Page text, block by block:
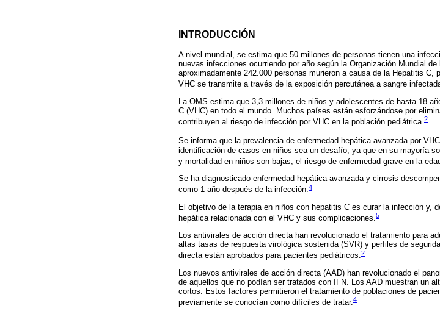
INTRODUCCIÓN
A nivel mundial, se estima que 50 millones de personas tienen una
nuevas infecciones ocurriendo por año según la Organización Mundial
aproximadamente 242.000 personas murieron a causa de la Hepatitis C,
VHC se transmite a través de la exposición percutánea a sangre
La OMS estima que 3,3 millones de niños y adolescentes de hasta 18
C (VHC) en todo el mundo. Muchos países están esforzándose por
contribuyen al riesgo de infección por VHC en la población pediátrica.2
Se informa que la prevalencia de enfermedad hepática avanzada por
identificación de casos en niños sea un desafío, ya que en su mayoría
y mortalidad en niños son bajas, el riesgo de enfermedad grave en la
Se ha diagnosticado enfermedad hepática avanzada y cirrosis
como 1 año después de la infección.4
El objetivo de la terapia en niños con hepatitis C es curar la infección y,
hepática relacionada con el VHC y sus complicaciones.5
Los antivirales de acción directa han revolucionado el tratamiento para
altas tasas de respuesta virológica sostenida (SVR) y perfiles de
directa están aprobados para pacientes pediátricos.2
Los nuevos antivirales de acción directa (AAD) han revolucionado el
de aquellos que no podían ser tratados con IFN. Los AAD muestran un
cortos. Estos factores permitieron el tratamiento de poblaciones de
previamente se conocían como difíciles de tratar.4